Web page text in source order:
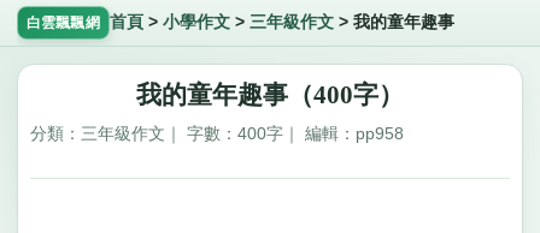
白雲飄飄網 首頁 > 小學作文> 三年級作文> 我的童年趣事
我的童年趣事（400字）
分類：三年級作文｜ 字數：400字｜ 編輯：pp958